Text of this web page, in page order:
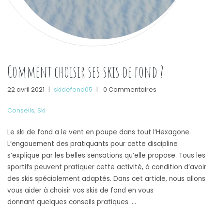
Comment choisir ses skis de fond ?
22 avril 2021 | skidefond05 | 0 Commentaires
Conseils, Ski
Le ski de fond a le vent en poupe dans tout l’Hexagone.
L’engouement des pratiquants pour cette discipline
s’explique par les belles sensations qu’elle propose. Tous les
sportifs peuvent pratiquer cette activité, à condition d’avoir
des skis spécialement adaptés. Dans cet article, nous allons
vous aider à choisir vos skis de fond en vous
donnant quelques conseils pratiques. …